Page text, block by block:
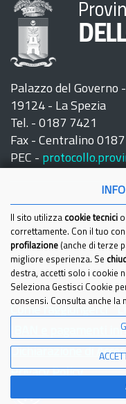
Palazzo del Governo
19124 - La Spezia
Tel. - 0187 7421
Fax - Centralino
PEC -
IBAN e pagamenti
Dichiarazione di
Privacy Policy
© 2021 Provincia
Il sito utilizza cookie tecnici
correttamente. Con il tuo
profilazione (anche di terze
migliore esperienza. Se
destra, accetti solo i cookie
Seleziona Gestisci Cookie
consensi. Consulta anche la